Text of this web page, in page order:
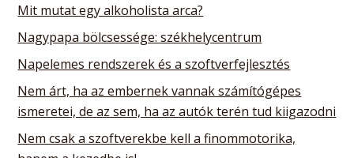
Mit mutat egy alkoholista arca?
Nagypapa bölcsessége: székhelycentrum
Napelemes rendszerek és a szoftverfejlesztés
Nem árt, ha az embernek vannak számítógépes
ismeretei, de az sem, ha az autók terén tud kiigazodni
Nem csak a szoftverekbe kell a finommotorika,